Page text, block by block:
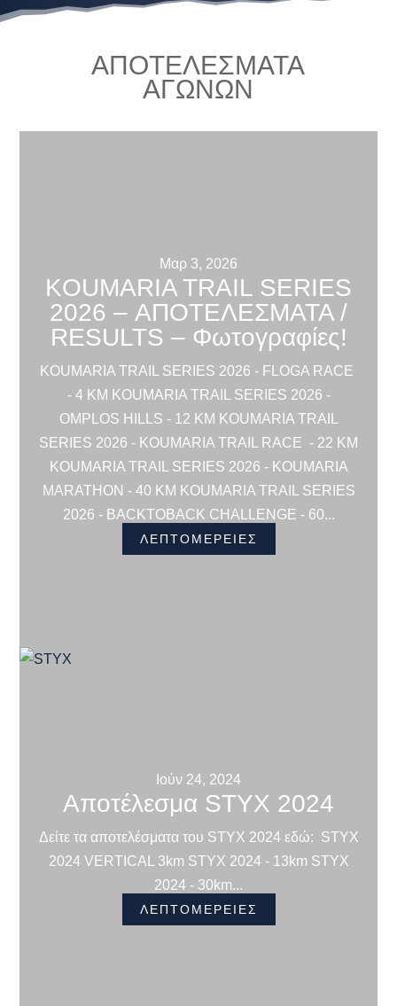
ΑΠΟΤΕΛΕΣΜΑΤΑ
ΑΓΩΝΩΝ
Μαρ 3, 2026
KOUMARIA TRAIL SERIES
2026 – ΑΠΟΤΕΛΕΣΜΑΤΑ /
RESULTS – Φωτογραφίες!
KOUMARIA TRAIL SERIES 2026 - FLOGA RACE
- 4 KM KOUMARIA TRAIL SERIES 2026 -
OMPLOS HILLS - 12 KM KOUMARIA TRAIL
SERIES 2026 - KOUMARIA TRAIL RACE - 22 KM
KOUMARIA TRAIL SERIES 2026 - KOUMARIA
MARATHON - 40 KM KOUMARIA TRAIL SERIES
2026 - BACKTOBACK CHALLENGE - 60...
ΛΕΠΤΟΜΕΡΕΙΕΣ
Ιούν 24, 2024
Αποτέλεσμα STYX 2024
Δείτε τα αποτελέσματα του STYX 2024 εδώ: STYX
2024 VERTICAL 3km STYX 2024 - 13km STYX
2024 - 30km...
ΛΕΠΤΟΜΕΡΕΙΕΣ